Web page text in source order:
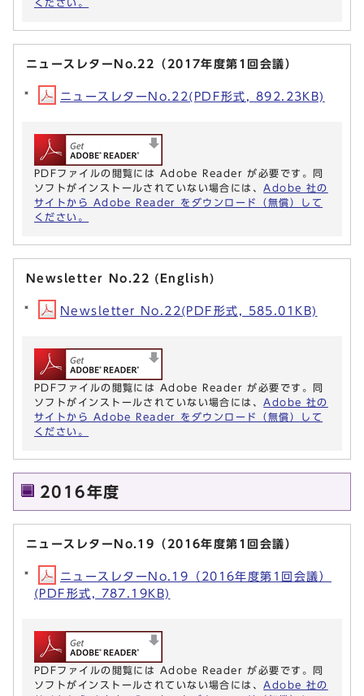
ください。
ニュースレターNo.22（2017年度第1回会議）
ニュースレターNo.22(PDF形式, 892.23KB)
PDFファイルの閲覧には Adobe Reader が必要です。同
ソフトがインストールされていない場合には、 Adobe 社の
サイトから Adobe Reader をダウンロード（無償）して
ください。
Newsletter No.22 (English)
Newsletter No.22(PDF形式, 585.01KB)
PDFファイルの閲覧には Adobe Reader が必要です。同
ソフトがインストールされていない場合には、 Adobe 社の
サイトから Adobe Reader をダウンロード（無償）して
ください。
2016年度
ニュースレターNo.19（2016年度第1回会議）
ニュースレターNo.19（2016年度第1回会議）
(PDF形式, 787.19KB)
PDFファイルの閲覧には Adobe Reader が必要です。同
ソフトがインストールされていない場合には、 Adobe 社の